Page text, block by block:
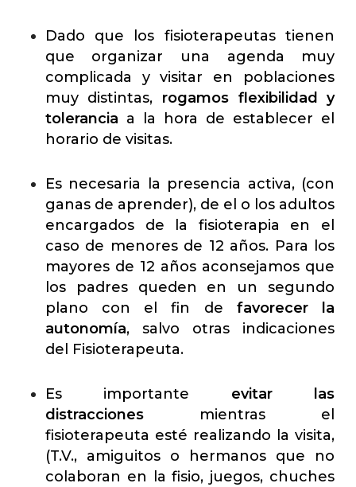
Dado que los fisioterapeutas tienen
que organizar una agenda muy
complicada y visitar en poblaciones
muy distintas, rogamos flexibilidad y
tolerancia a la hora de establecer el
horario de visitas.
Es necesaria la presencia activa, (con
ganas de aprender), de el o los adultos
encargados de la fisioterapia en el
caso de menores de 12 años. Para los
mayores de 12 años aconsejamos que
los padres queden en un segundo
plano con el fin de favorecer la
autonomía, salvo otras indicaciones
del Fisioterapeuta.
Es importante evitar las
distraccionesmientras el
fisioterapeuta esté realizando la visita,
(T.V., amiguitos o hermanos que no
colaboran en la fisio, juegos, chuches